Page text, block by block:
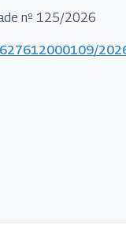
nº 125/2026